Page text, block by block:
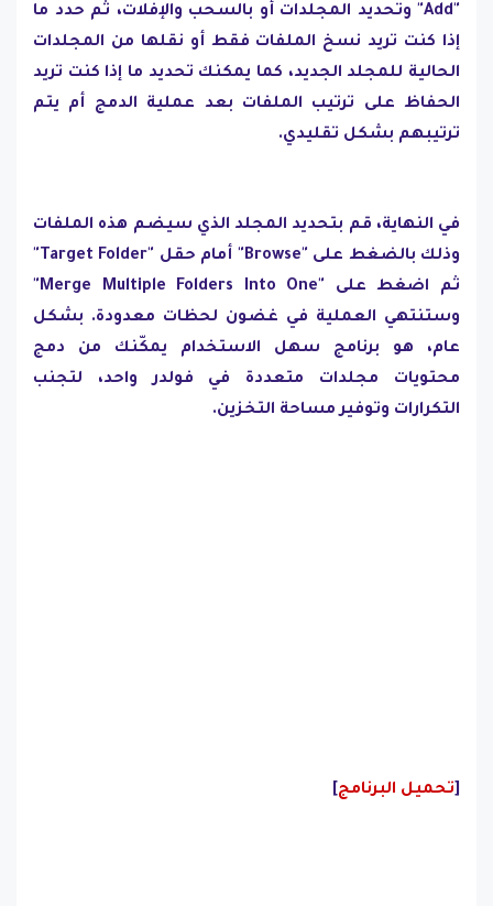
"Add" وتحديد المجلدات أو بالسحب والإفلات، ثم حدد ما
إذا كنت تريد نسخ الملفات فقط أو نقلها من المجلدات
الحالية للمجلد الجديد، كما يمكنك تحديد ما إذا كنت تريد
الحفاظ على ترتيب الملفات بعد عملية الدمج أم يتم
ترتيبهم بشكل تقليدي.
في النهاية، قم بتحديد المجلد الذي سيضم هذه الملفات
وذلك بالضغط على "Browse" أمام حقل "Target Folder"
ثم اضغط على "Merge Multiple Folders Into One"
وستنتهي العملية في غضون لحظات معدودة. بشكل
عام، هو برنامج سهل الاستخدام يمكّنك من دمج
محتويات مجلدات متعددة في فولدر واحد، لتجنب
التكرارات وتوفير مساحة التخزين.
[تحميل البرنامج]